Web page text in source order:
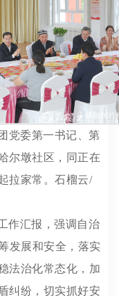
党委第一书记、第
尔墩社区，同正在
拉家常。石榴云/
作汇报，强调自治
发展和安全，落实
法治化常态化，加
纠纷，切实抓好安